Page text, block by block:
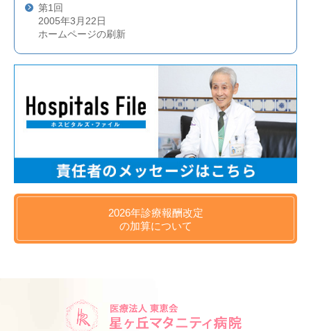
第1回
2005年3月22日
ホームページの刷新
2026年診療報酬改定
の加算について